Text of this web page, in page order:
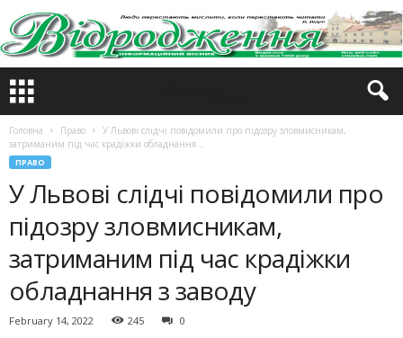
Головна Право
У Львові слідчі повідомили про підозру зловмисникам,
затриманим під час крадіжки обладнання...
ПРАВО
У Львові слідчі повідомили про
підозру зловмисникам,
затриманим під час крадіжки
обладнання з заводу
February 14, 2022 245 0